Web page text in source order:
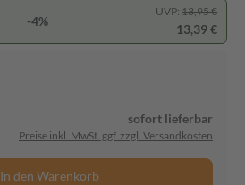
-4%
UVP: 13,95 €
13,39 €
sofort lieferbar
Preise inkl. MwSt. ggf. zzgl. Versandkosten
In den Warenkorb